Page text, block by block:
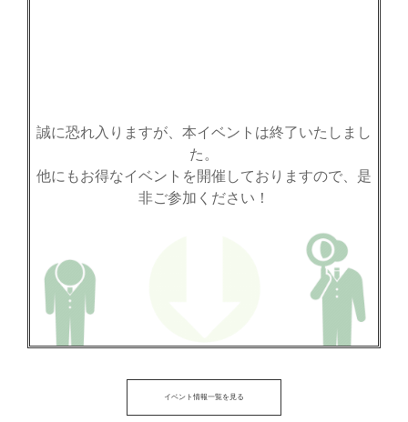
誠に恐れ入りますが、本イベントは終了いたしまし
た。
他にもお得なイベントを開催しておりますので、是
非ご参加ください！
イベント情報一覧を見る